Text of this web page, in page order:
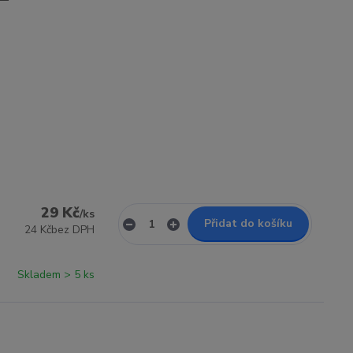
29 Kč/ks
24 Kčbez DPH
Skladem > 5 ks
Přidat do košíku